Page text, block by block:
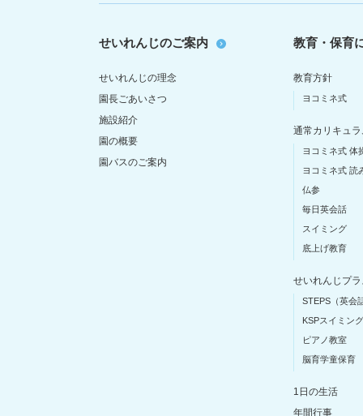
せいれんじのご案内
せいれんじの理念
園長ごあいさつ
施設紹介
園の概要
園バスのご案内
教育・保育
教育方針
ヨコミネ式
通常カリキュラ
ヨコミネ式 体
ヨコミネ式 読
仏参
毎日英会話
スイミング
底上げ教育
せいれんじプ
STEPS（英会
KSPスイミン
ピアノ教室
脳育学童保育
1日の生活
年間行事